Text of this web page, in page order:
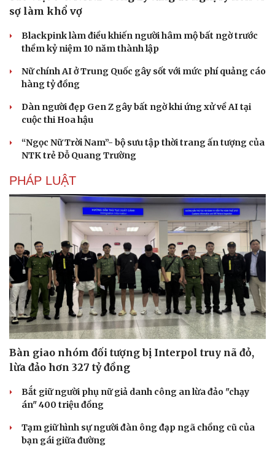
Văn hóa
Văn học
Âm nhạc
Thời trang
sợ làm khổ vợ
Blackpink làm điều khiến người hâm mộ bất ngờ trước
thềm kỷ niệm 10 năm thành lập
Nữ chính AI ở Trung Quốc gây sốt với mức phí quảng cáo
hàng tỷ đồng
Dàn người đẹp Gen Z gây bất ngờ khi ứng xử về AI tại
cuộc thi Hoa hậu
“Ngọc Nữ Trời Nam”- bộ sưu tập thời trang ấn tượng của
NTK trẻ Đỗ Quang Trường
PHÁP LUẬT
Bàn giao nhóm đối tượng bị Interpol truy nã đỏ,
lừa đảo hơn 327 tỷ đồng
Bắt giữ người phụ nữ giả danh công an lừa đảo "chạy
án" 400 triệu đồng
Tạm giữ hình sự người đàn ông đạp ngã chồng cũ của
bạn gái giữa đường